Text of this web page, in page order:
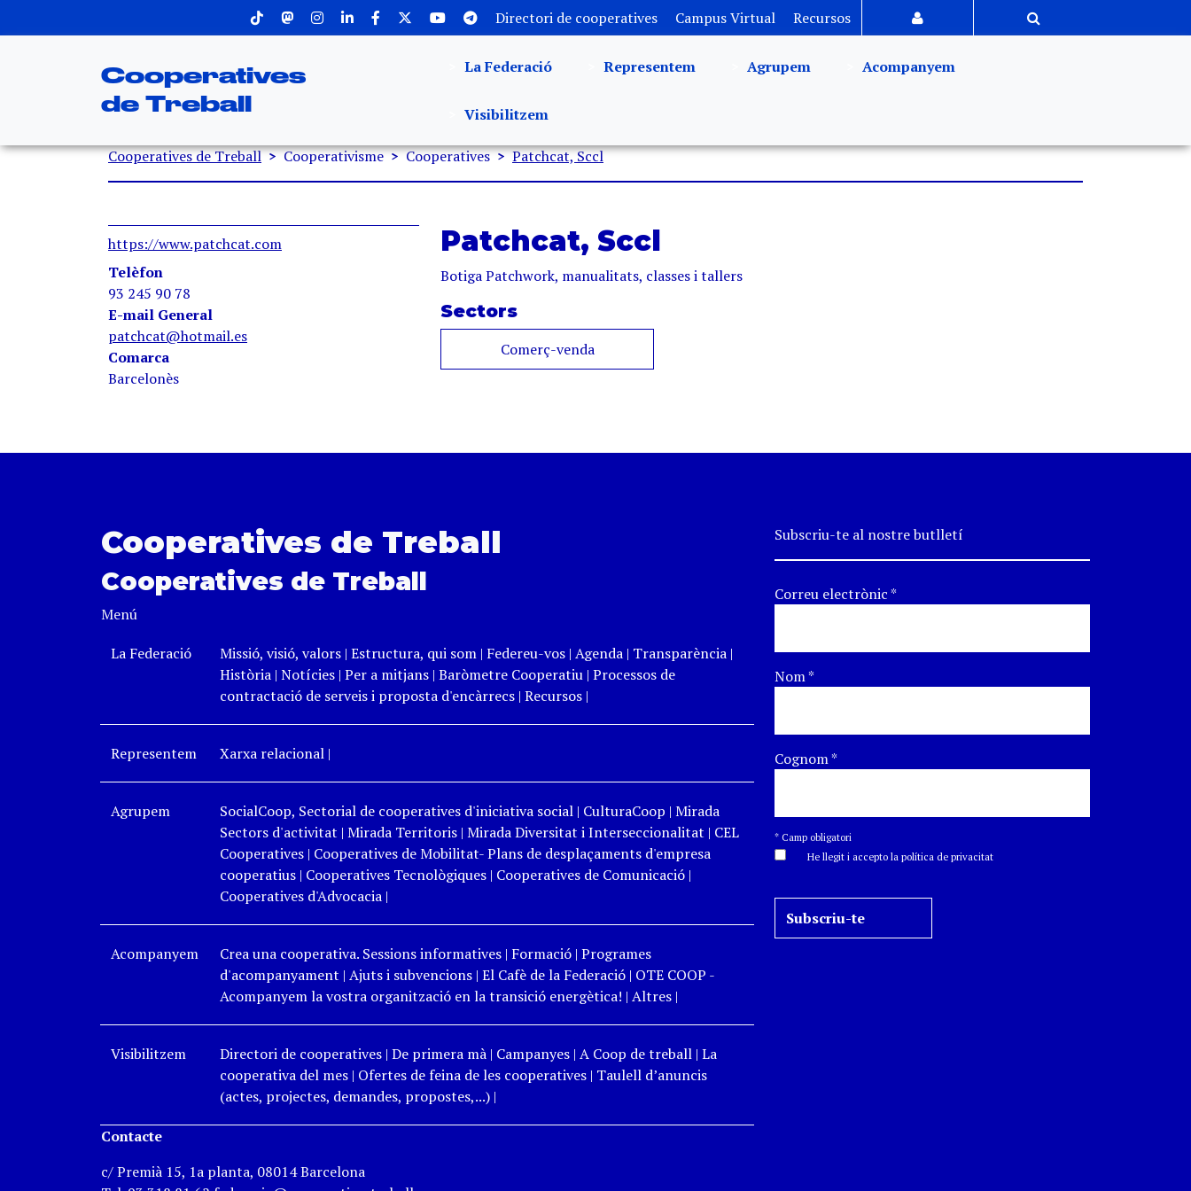
Menu superior Directori de cooperatives Campus Virtual Recursos
Cooperatives
de Treball
La Federació Representem Agrupem Acompanyem
Visibilitzem
Fil d'ariadna
Cooperatives de Treball Cooperativisme Cooperatives Patchcat, Sccl
https://www.patchcat.com
Telèfon
93 245 90 78
E-mail General
patchcat@hotmail.es
Comarca
Barcelonès
Patchcat, Sccl
Botiga Patchwork, manualitats, classes i tallers
Sectors
Comerç-venda
Cooperatives de Treball
Cooperatives de Treball
Menú
La Federació
Missió, visió, valors| Estructura, qui som| Federeu-vos| Agenda | Transparència|
Història| Notícies | Per a mitjans| Baròmetre Cooperatiu| Processos de
contractació de serveis i proposta d'encàrrecs| Recursos|
Representem Xarxa relacional|
Agrupem SocialCoop, Sectorial de cooperatives d'iniciativa social| CulturaCoop | Mirada
Sectors d'activitat | Mirada Territoris| Mirada Diversitat i Interseccionalitat | CEL
Cooperatives| Cooperatives de Mobilitat- Plans de desplaçaments d'empresa
cooperatius| Cooperatives Tecnològiques| Cooperatives de Comunicació|
Cooperatives d'Advocacia|
Acompanyem Crea una cooperativa. Sessions informatives| Formació| Programes
d'acompanyament | Ajuts i subvencions| El Cafè de la Federació| OTE COOP -
Acompanyem la vostra organització en la transició energètica! | Altres|
Visibilitzem Directori de cooperatives| De primera mà| Campanyes| A Coop de treball| La
cooperativa del mes| Ofertes de feina de les cooperatives| Taulell d’anuncis
(actes, projectes, demandes, propostes,...)|
Contacte
c/ Premià 15, 1a planta, 08014 Barcelona
Subscriu-te al nostre butlletí
Correu electrònic*
Nom*
Cognom*
* Camp obligatori
He llegit i accepto la política de privacitat